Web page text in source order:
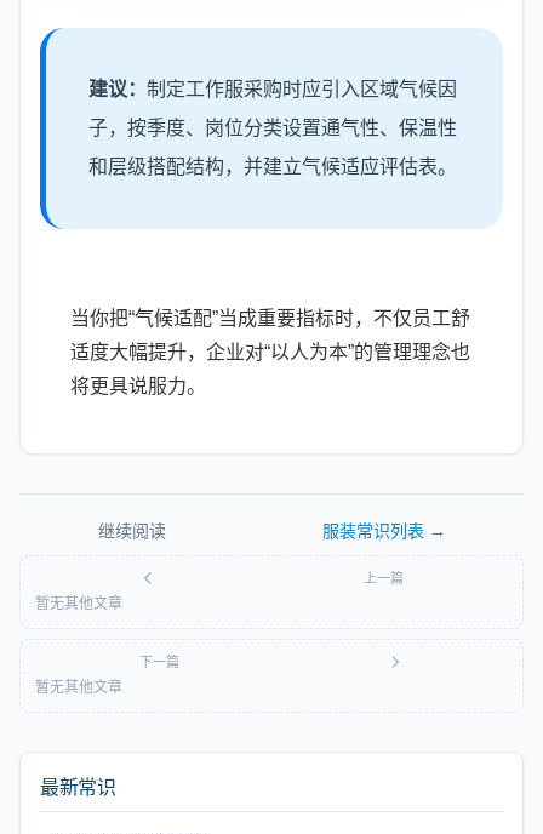
建议： 制定工作服采购时应引入区域气候因
子，按季度、岗位分类设置通气性、保温性
和层级搭配结构，并建立气候适应评估表。
当你把“气候适配”当成重要指标时，不仅员工舒
适度大幅提升，企业对“以人为本”的管理理念也
将更具说服力。
继续阅读 服装常识列表 →
上一篇
暂无其他文章
下一篇
暂无其他文章
最新常识